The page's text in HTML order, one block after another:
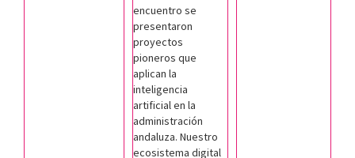
encuentro se
presentaron
proyectos
pioneros que
aplican la
inteligencia
artificial en la
administración
andaluza. Nuestro
ecosistema digital